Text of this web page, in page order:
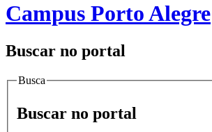
Campus Porto Alegre
Buscar no portal
Busca
Buscar no portal